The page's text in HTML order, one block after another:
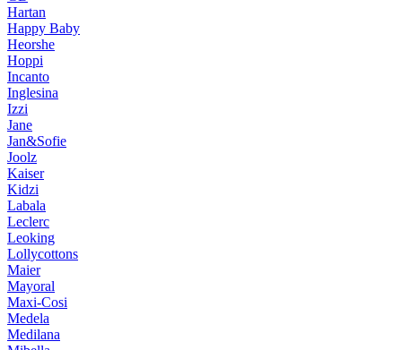
Hartan
Happy Baby
Heorshe
Hoppi
Incanto
Inglesina
Izzi
Jane
Jan&Sofie
Joolz
Kaiser
Kidzi
Labala
Leclerc
Leoking
Lollycottons
Maier
Mayoral
Maxi-Cosi
Medela
Medilana